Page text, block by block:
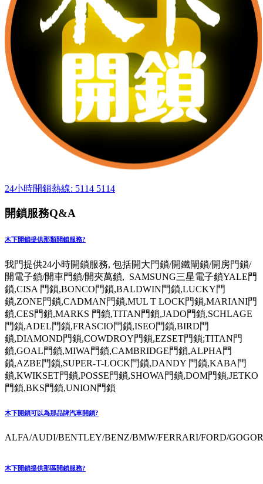
24小時開鎖熱線: 5114 5114
開鎖服務Q&A
木下開鎖提供那類開鎖服務?
我門提供24小時開鎖服務, 包括開大門鎖/開鐵閘鎖/開房門鎖/
開電子鎖/開車門鎖/開夾萬鎖, SAMSUNG三星電子鎖YALE門
鎖,CISA 門鎖,BONCO門鎖,BALDWIN門鎖,LUCKY門
鎖,ZONE門鎖,CADMAN門鎖,MUL T LOCK門鎖,MARIANI門
鎖,CES門鎖,MARKS 門鎖,TITAN門鎖,JADO門鎖,SCHLAGE
門鎖,ADEL門鎖,FRASCIO門鎖,ISEO門鎖,BIRD門
鎖,DIAMOND門鎖,COWDROY門鎖,EZSET門鎖;TITAN門
鎖,GOAL門鎖,MIWA門鎖,CAMBRIDGE門鎖,ALPHA門
鎖,AZBE門鎖,SUPER-T-LOCK門鎖,DANDY 門鎖,KABA門
鎖,KWIKSET門鎖,POSSE門鎖,SHOWA門鎖,DOM門鎖,JETKO
門鎖,BKS門鎖,UNION門鎖
木下開鎖可以為那品牌汽車開鎖?
ALFA/AUDI/BENTLEY/BENZ/BMW/FERRARI/FORD/
木下開鎖提供那區開鎖服務?